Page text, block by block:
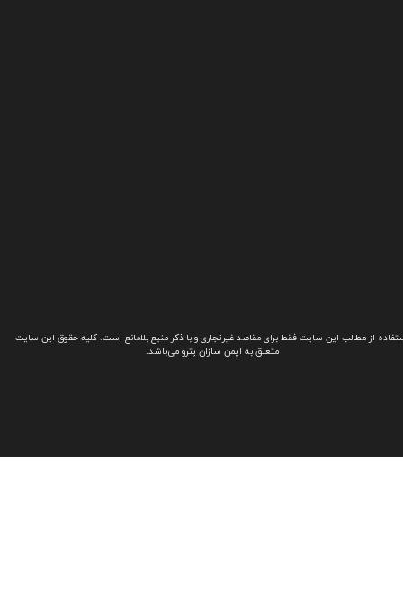
از مطالب این سایت فقط برای مقاصد غیرتجاری و با ذکر منبع بلامانع است. کلیه حقوق این سایت
متعلق به ایمن سازان پترو می‌باشد.